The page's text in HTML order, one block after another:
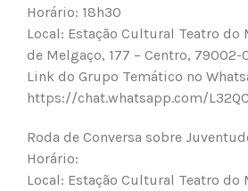
Horário: 18h30
Local: Estação Cultural Teatro do
de Melgaço, 177 – Centro, 79002-
Link do Grupo Temático no
https://chat.whatsapp.com/
Roda de Conversa sobre
Horário:
Local: Estação Cultural Teatro do